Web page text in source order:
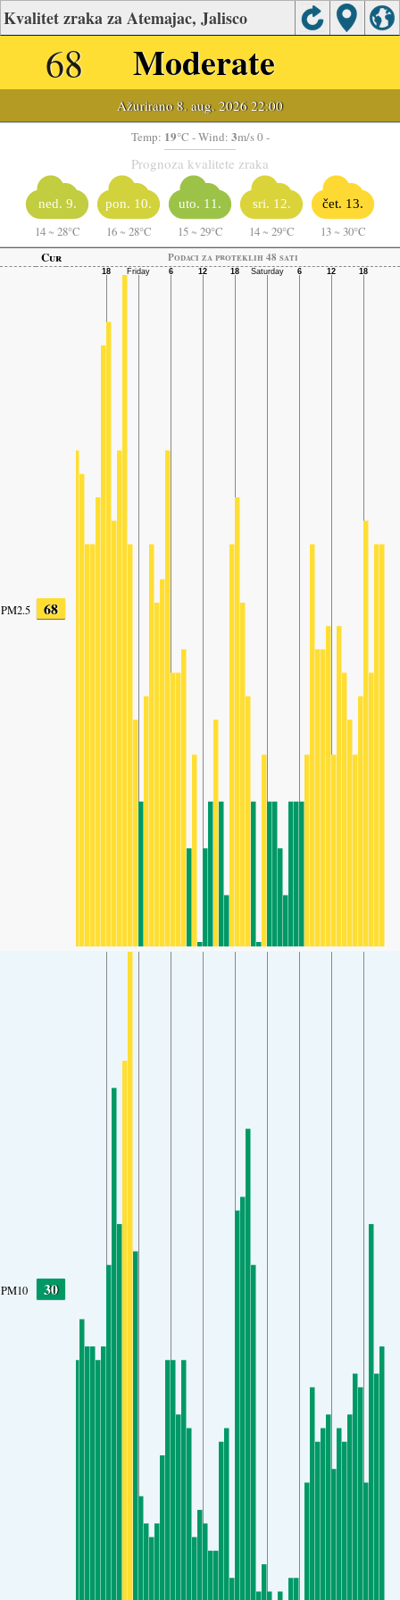
Kvalitet zraka za Atemajac, Jalisco
68 Moderate
Ažurirano 8. aug. 2026 22:00
Temp: 19°C - Wind: 3m/s 0 -
Prognoza kvalitete zraka
ned. 9.
14 ~ 28°C
pon. 10.
16 ~ 28°C
uto. 11.
15 ~ 29°C
sri. 12.
14 ~ 29°C
čet. 13.
13 ~ 30°C
Cur
Podaci za proteklih 48 sati
PM2.5 68
PM10 30